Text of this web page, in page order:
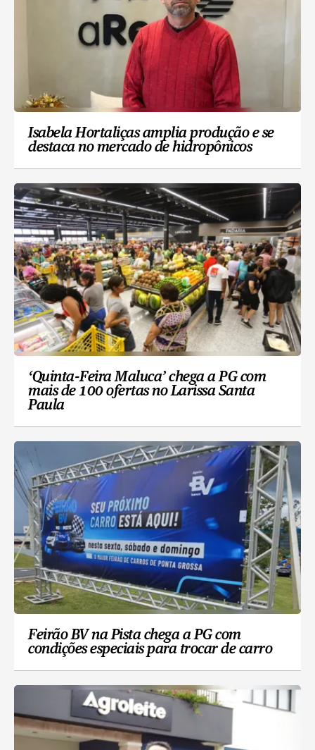
Isabela Hortaliças amplia produção e se
destaca no mercado de hidropônicos
‘Quinta-Feira Maluca’ chega a PG com
mais de 100 ofertas no Larissa Santa
Paula
Feirão BV na Pista chega a PG com
condições especiais para trocar de carro